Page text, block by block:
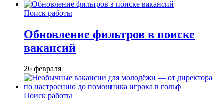
Поиск работы
Обновление фильтров в поиске
вакансий
26 февраля
Поиск работы